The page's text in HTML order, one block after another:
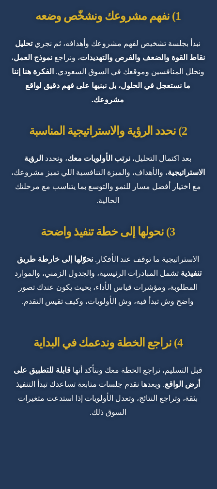
1) نفهم مشروعك ونشخّص وضعه
نبدأ بجلسة تشخيص لفهم مشروعك وأهدافه، ثم نجريتحليل
نقاط القوة والضعف والفرص والتهديدات، ونراجعنموذج العمل،
ونحلل المنافسين وموقعك في السوق السعودي. الفكرة هنا إننا
ما نستعجل في الحلول، بل نبنيها على فهم دقيق لواقع
مشروعك.
2) نحدد الرؤية والاستراتيجية المناسبة
بعد اكتمال التحليل، نرتب الأولويات معك، ونحدد الرؤية
الاستراتيجية، والأهداف، والميزة التنافسية اللي تميز مشروعك،
مع اختيار أفضل مسار للنمو والتوسع بما يتناسب مع مرحلتك
الحالية.
3) نحولها إلى خطة تنفيذ واضحة
الاستراتيجية ما توقف عند الأفكار.نحوّلها إلى خارطة طريق
تنفيذية تشمل المبادرات الرئيسية، والجدول الزمني، والموارد
المطلوبة، ومؤشرات قياس الأداء، بحيث يكون عندك تصور
واضح وش تبدأ فيه، وش الأولويات، وكيف تقيس التقدم.
4) نراجع الخطة وندعمك في البداية
قبل التسليم، نراجع الخطة معك ونتأكد أنهاقابلة للتطبيق على
أرض الواقع. وبعدها نقدم جلسات متابعة تساعدك تبدأ التنفيذ
بثقة، وتراجع النتائج، وتعدل الأولويات إذا استدعت متغيرات
السوق ذلك.